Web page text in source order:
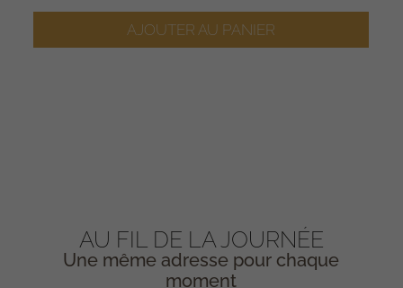
AJOUTER AU PANIER
AU FIL DE LA JOURNÉE
Une même adresse pour chaque
moment